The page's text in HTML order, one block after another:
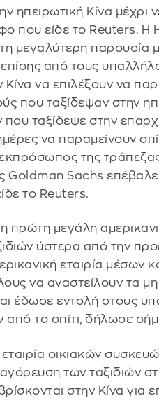
ηπειρωτική Κίνα
που είδε το Reuters. Η
τη μεγαλύτερη
επίσης από τους
να επιλέξουν να
που ταξίδεψαν στην
που ταξίδεψε στην
να παραμείνουν
της
Goldman Sachs
το Reuters.
πρώτη μεγάλη
ύστερα από την
εταιρία μέσων
να αναστείλουν τα μη
έδωσε εντολή στους
από το σπίτι, δήλωσε
εταιρία οικιακών
των ταξιδιών
στην Κίνα για